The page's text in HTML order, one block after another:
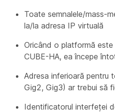
Toate semnalele/mass-
la/la adresa IP virtuală
Oricând o platformă
CUBE-HA, ea începe
Adresa inferioară pentru
Gig2, Gig3) ar trebui să
Identificatorul interfeței